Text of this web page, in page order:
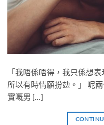
「我唔係唔得，我只係想
所以有時情願扮攰。」 呢
實嘅男 […]